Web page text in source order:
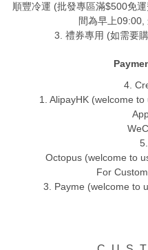
順豐冷運 (批發專區滿$500免
間為早上
3. 禮券專用 (如需要
4.
1. AlipayHK (welcome
Octopus (welcome to
For
3. Payme (welcome to